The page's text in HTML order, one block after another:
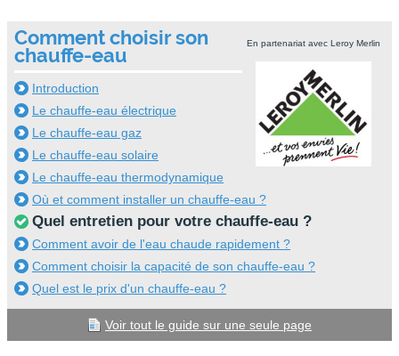
En partenariat avec Leroy Merlin
Comment choisir son
chauffe-eau
Introduction
Le chauffe-eau électrique
Le chauffe-eau gaz
Le chauffe-eau solaire
Le chauffe-eau thermodynamique
Où et comment installer un chauffe-eau ?
Quel entretien pour votre chauffe-eau ?
Comment avoir de l'eau chaude rapidement ?
Comment choisir la capacité de son chauffe-eau ?
Quel est le prix d'un chauffe-eau ?
Voir tout le guide sur une seule page